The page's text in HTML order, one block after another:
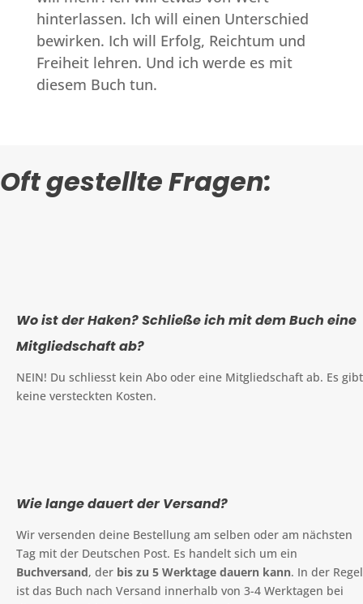
hinterlassen. Ich will einen Unterschied
bewirken. Ich will Erfolg, Reichtum und
Freiheit lehren. Und ich werde es mit
diesem Buch tun.
Oft gestellte Fragen:
Wo ist der Haken? Schließe ich mit dem Buch eine
Mitgliedschaft ab?
NEIN! Du schliesst kein Abo oder eine Mitgliedschaft ab. Es gibt
keine versteckten Kosten.
Wie lange dauert der Versand?
Wir versenden deine Bestellung am selben oder am nächsten
Tag mit der Deutschen Post. Es handelt sich um ein
Buchversand, der bis zu 5 Werktage dauern kann. In der Regel
ist das Buch nach Versand innerhalb von 3-4 Werktagen bei